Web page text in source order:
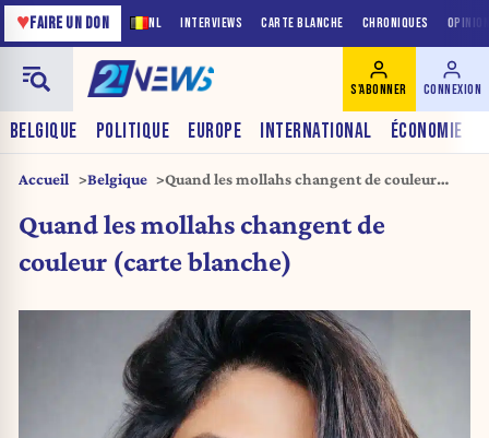
NL INTERVIEWS CARTE BLANCHE CHRONIQUES
♥FAIRE UN DON
BELGIQUE POLITIQUE EUROPE INTERNATIONAL ÉCONOMIE
S'ABONNER CONNEXION
Accueil Belgique
Quand les mollahs changent de couleur
Quand les mollahs changent de
couleur (carte blanche)